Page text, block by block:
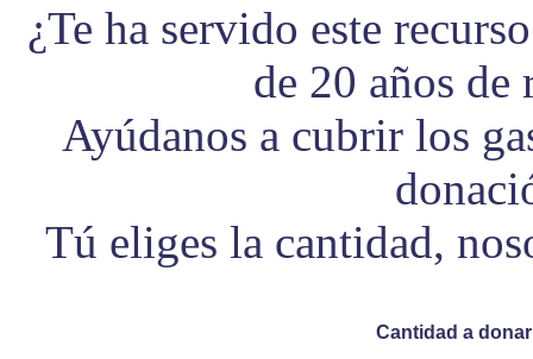
¿Te ha servido este
de 20 años
Ayúdanos a cubrir los
Tú eliges la cantidad,
Cantidad a